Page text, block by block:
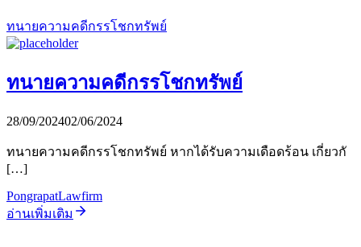
ทนายความคดีกรรโชกทรัพย์
ทนายความคดีกรรโชกทรัพย์
28/09/202402/06/2024
ทนายความคดีกรรโชกทรัพย์ หากได้รับความเดือดร้อน เกี่ยวกั
[…]
PongrapatLawfirm
อ่านเพิ่มเติม